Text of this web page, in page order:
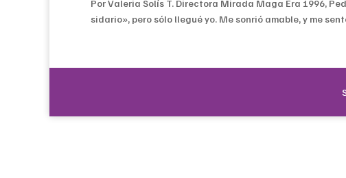
Por Valeria Solís T. Directora Mirada Maga Era 1996,
sidario», pero sólo llegué yo. Me sonrió amable, y me